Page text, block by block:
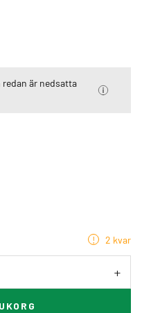
redan är nedsatta
2 kvar